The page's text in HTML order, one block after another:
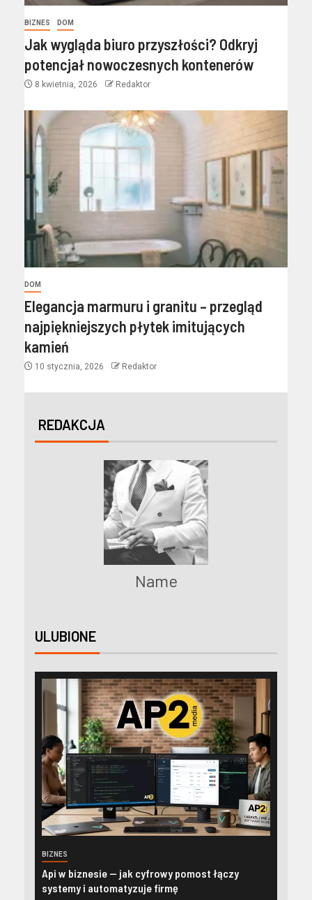
BIZNES DOM
Jak wygląda biuro przyszłości? Odkryj
potencjał nowoczesnych kontenerów
8 kwietnia, 2026 Redaktor
DOM
Elegancja marmuru i granitu – przegląd
najpiękniejszych płytek imitujących
kamień
10 stycznia, 2026 Redaktor
REDAKCJA
Name
ULUBIONE
BIZNES
Api w biznesie — jak cyfrowy pomost łączy
systemy i automatyzuje firmę